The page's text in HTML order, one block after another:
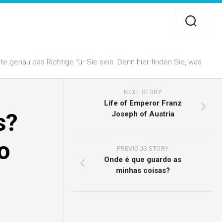
genau das Richtige für Sie sein. Denn hier finden Sie, was
NEXT STORY
Life of Emperor Franz
Joseph of Austria
PREVIOUS STORY
Onde é que guardo as
minhas coisas?